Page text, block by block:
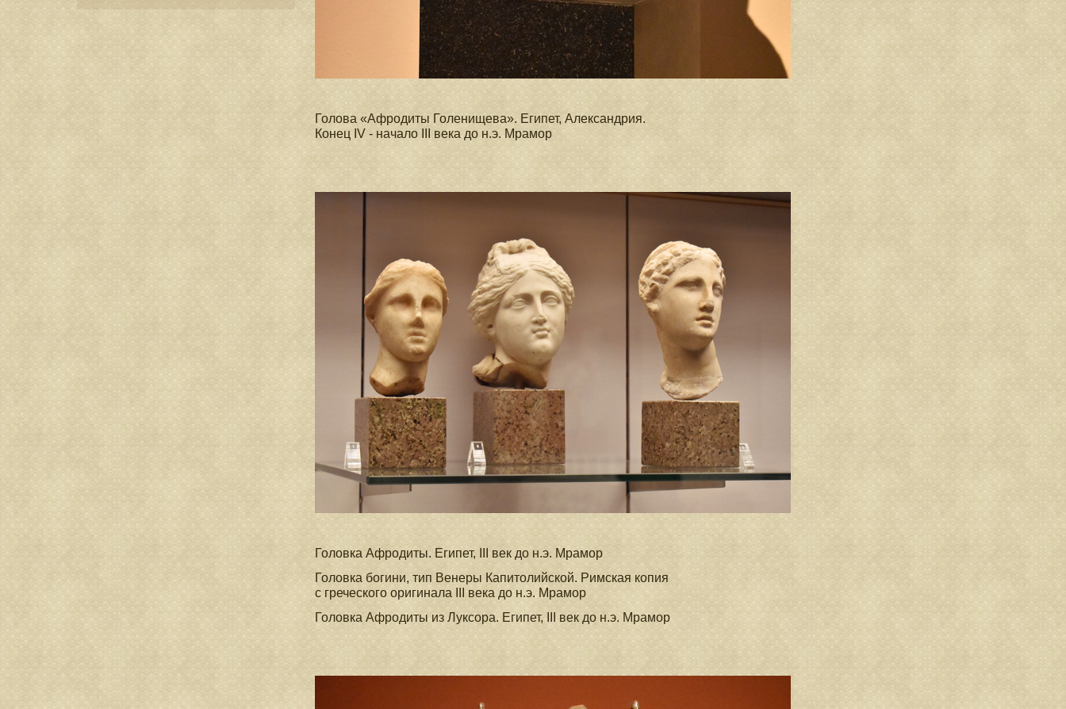
Голова «Афродиты Голенищева». Египет, Александрия.
Конец IV - начало III века до н.э. Мрамор
Головка Афродиты. Египет, III век до н.э. Мрамор
Головка богини, тип Венеры Капитолийской. Римская копия
с греческого оригинала III века до н.э. Мрамор
Головка Афродиты из Луксора. Египет, III век до н.э. Мрамор